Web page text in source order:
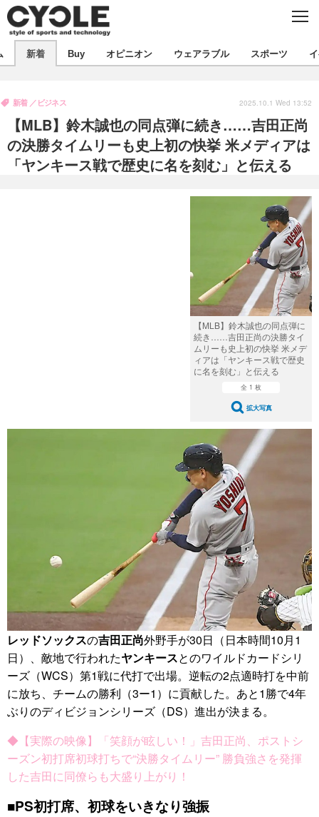
C
E
製品/用品
衣類
飲食
バックナンバー
コラム
インプレ
ボイス
デバイス
ビジネス
国内
海外
スポーツ
短信
まとめ
写真
イベント
スポーツ
出版／映画
ファッション
写真
政治
新着 Buy オピニオン ウェアラブル スポーツ
【MLB】鈴木誠也の同点弾に続き……吉田正尚
の決勝タイムリーも史上初の快挙 米メディアは
「ヤンキース戦で歴史に名を刻む」と伝える
新着 ビジネス 2025.10.1 Wed 13:52
【MLB】鈴木誠也の同点弾に
続き……吉田正尚の決勝タイ
ムリーも史上初の快挙 米メデ
ィアは「ヤンキース戦で歴史
に名を刻む」と伝える
全 1 枚
拡大写真
レッドソックスの吉田正尚外野手が30日（日本時間10月1
日）、敵地で行われたヤンキースとのワイルドカードシリ
ーズ（WCS）第1戦に代打で出場。逆転の2点適時打を中前
に放ち、チームの勝利（3ー1）に貢献した。あと1勝で4年
ぶりのディビジョンシリーズ（DS）進出が決まる。
◆【実際の映像】「笑顔が眩しい！」吉田正尚、ポストシ
ーズン初打席初球打ちで“決勝タイムリー” 勝負強さを発揮
した吉田に同僚らも大盛り上がり！
■PS初打席、初球をいきなり強振